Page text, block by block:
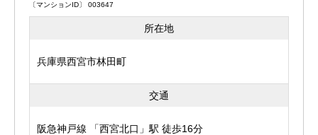
〔マンションID〕 003647
所在地
兵庫県西宮市林田町
交通
阪急神戸線 「西宮北口」駅 徒歩16分